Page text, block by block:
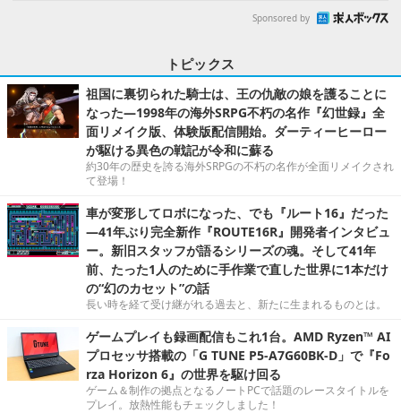
Sponsored by
トピックス
祖国に裏切られた騎士は、王の仇敵の娘を護ることに
なった―1998年の海外SRPG不朽の名作『幻世録』全
面リメイク版、体験版配信開始。ダーティーヒーロー
が駆ける異色の戦記が令和に蘇る
約30年の歴史を誇る海外SRPGの不朽の名作が全面リメイクされ
て登場！
車が変形してロボになった、でも『ルート16』だった
―41年ぶり完全新作『ROUTE16R』開発者インタビュ
ー。新旧スタッフが語るシリーズの魂。そして41年
前、たった1人のために手作業で直した世界に1本だけ
の“幻のカセット”の話
長い時を経て受け継がれる過去と、新たに生まれるものとは。
ゲームプレイも録画配信もこれ1台。AMD Ryzen™ AI
プロセッサ搭載の「G TUNE P5-A7G60BK-D」で『Fo
rza Horizon 6』の世界を駆け回る
ゲーム＆制作の拠点となるノートPCで話題のレースタイトルを
プレイ。放熱性能もチェックしました！